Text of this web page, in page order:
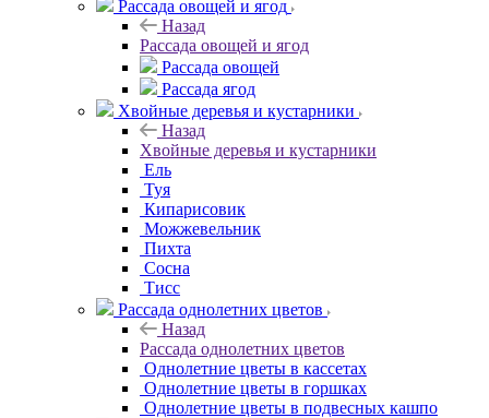
Рассада овощей и ягод
Назад
Рассада овощей и ягод
Рассада овощей
Рассада ягод
Хвойные деревья и кустарники
Назад
Хвойные деревья и кустарники
Ель
Туя
Кипарисовик
Можжевельник
Пихта
Сосна
Тисc
Рассада однолетних цветов
Назад
Рассада однолетних цветов
Однолетние цветы в кассетах
Однолетние цветы в горшках
Однолетние цветы в подвесных кашпо